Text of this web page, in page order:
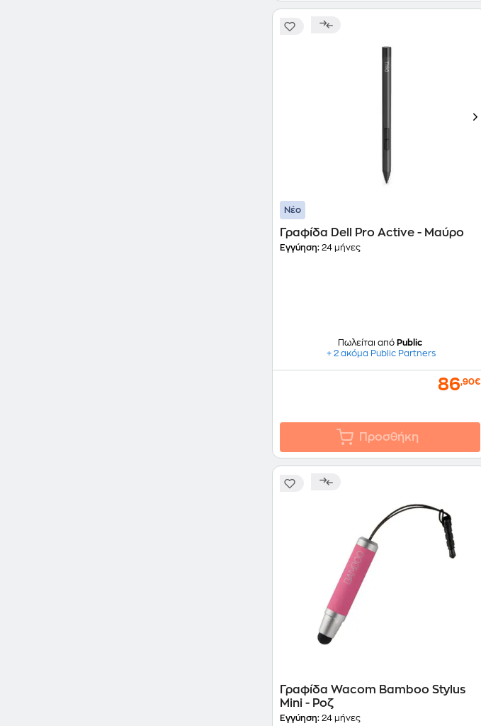
Νέο
Γραφίδα Dell Pro Active - Μαύρο
Εγγύηση: 24 μήνες
Πωλείται από Public
+ 2 ακόμα Public Partners
86,90€
Προσθήκη
Γραφίδα Wacom Bamboo Stylus
Mini - Ροζ
Εγγύηση: 24 μήνες